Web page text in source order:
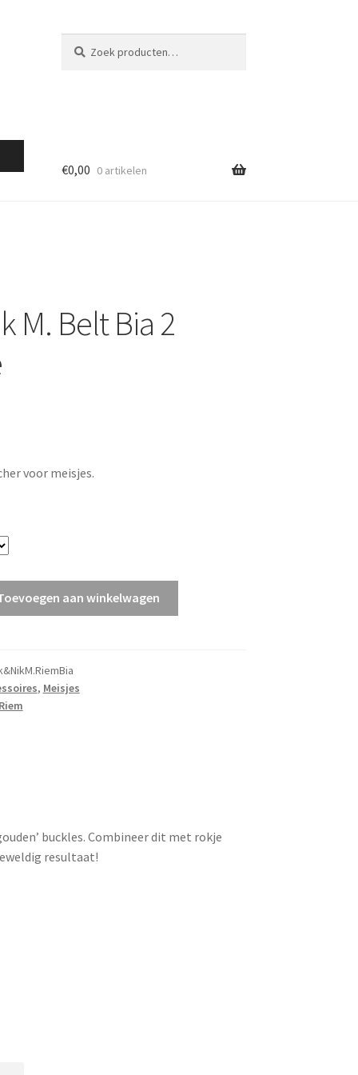
naar:
€0,00 0 artikelen
M. Belt Bia 2
voor meisjes.
aan winkelwagen
, Meisjes
Riem
buckles. Combineer dit met rokje
resultaat!